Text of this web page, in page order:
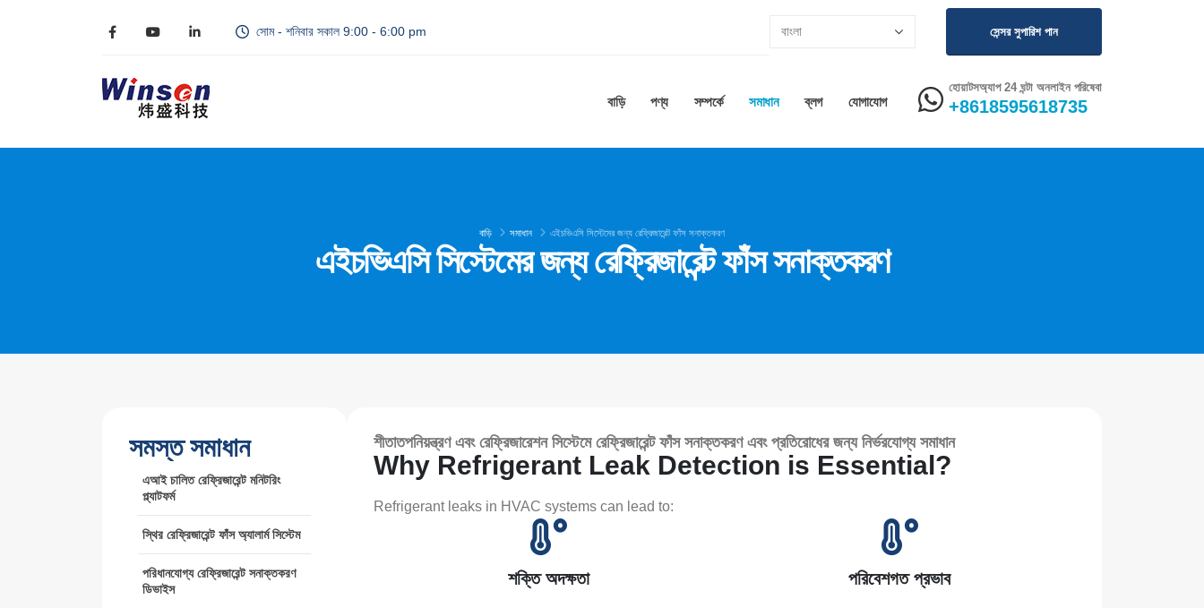
সোম - শনিবার সকাল 9:00 - 6:00 pm সেন্সর সুপারিশ পান
বাড়ি পণ্য সম্পর্কে সমাধান ব্লগ যোগাযোগ
হোয়াটসঅ্যাপ 24 ঘন্টা অনলাইন পরিষেবা
+8618595618735
বাড়ি সমাধান এইচভিএসি সিস্টেমের জন্য রেফ্রিজারেন্ট ফাঁস সনাক্তকরণ
এইচভিএসি সিস্টেমের জন্য রেফ্রিজারেন্ট ফাঁস সনাক্তকরণ
সমস্ত সমাধান
এআই চালিত রেফ্রিজারেন্ট মনিটরিং
প্ল্যাটফর্ম
স্থির রেফ্রিজারেন্ট ফাঁস অ্যালার্ম সিস্টেম
পরিধানযোগ্য রেফ্রিজারেন্ট সনাক্তকরণ
ডিভাইস
শীতাতপনিয়ন্ত্রণ এবং রেফ্রিজারেশন সিস্টেমে রেফ্রিজারেন্ট ফাঁস সনাক্তকরণ এবং প্রতিরোধের জন্য নির্ভরযোগ্য সমাধান
Why Refrigerant Leak Detection is Essential?
Refrigerant leaks in HVAC systems can lead to:
শক্তি অদক্ষতা পরিবেশগত প্রভাব